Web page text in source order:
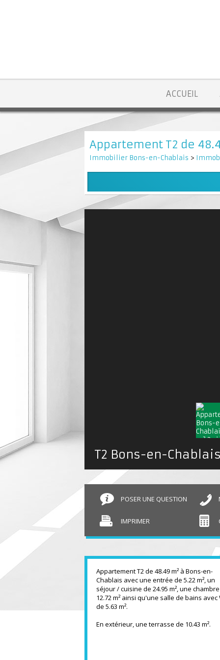
ACCUEIL
Appartement T2 de
Immobilier Bons-en-Chablais >
T2 Bons-en-
POSER UNE QUESTION
IMPRIMER
Appartement T2 de 48.49 m² à Bons-en-
Chablais avec une entrée de 5.22 m², un
séjour / cuisine de 24.95 m², une
12.72 m² ainsi qu'une salle de bains avec
de 5.63 m².
En extérieur, une terrasse de 10.43 m².